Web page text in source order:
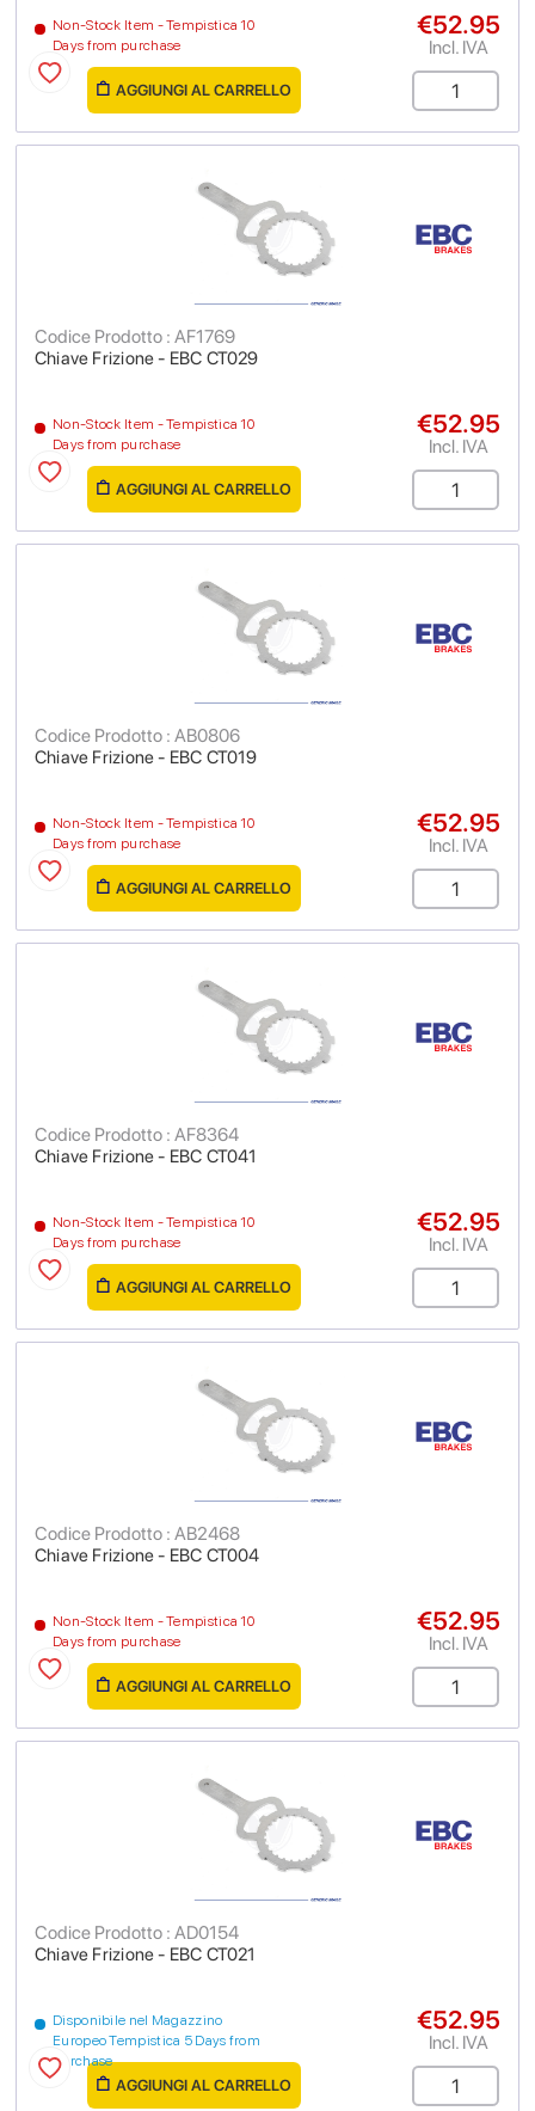
Non-Stock Item - Tempistica 10
Days from purchase
€52.95
Incl. IVA
AGGIUNGI AL CARRELLO
Chiave Frizione - EBC CT029
Codice Prodotto : AF1769
Non-Stock Item - Tempistica 10
Days from purchase
€52.95
Incl. IVA
AGGIUNGI AL CARRELLO
Chiave Frizione - EBC CT019
Codice Prodotto : AB0806
Non-Stock Item - Tempistica 10
Days from purchase
€52.95
Incl. IVA
AGGIUNGI AL CARRELLO
Chiave Frizione - EBC CT041
Codice Prodotto : AF8364
Non-Stock Item - Tempistica 10
Days from purchase
€52.95
Incl. IVA
AGGIUNGI AL CARRELLO
Chiave Frizione - EBC CT004
Codice Prodotto : AB2468
Non-Stock Item - Tempistica 10
Days from purchase
€52.95
Incl. IVA
AGGIUNGI AL CARRELLO
Chiave Frizione - EBC CT021
Codice Prodotto : AD0154
Disponibile nel Magazzino
Europeo Tempistica 5 Days from
purchase
€52.95
Incl. IVA
AGGIUNGI AL CARRELLO